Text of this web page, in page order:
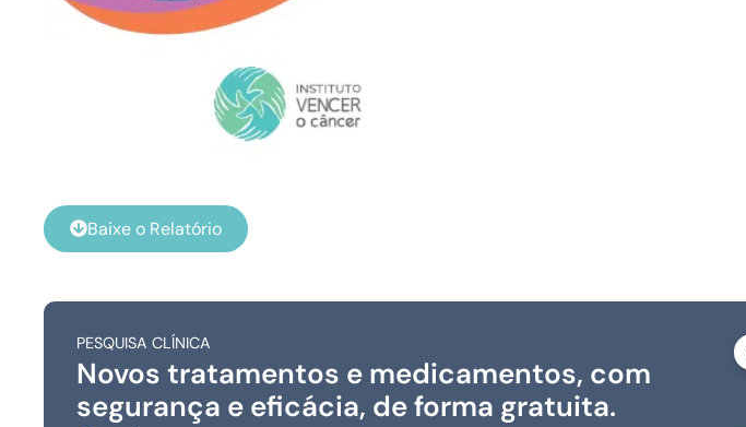
Baixe o Relatório
PESQUISA CLÍNICA
Novos tratamentos e medicamentos, com
segurança e eficácia, de forma gratuita.